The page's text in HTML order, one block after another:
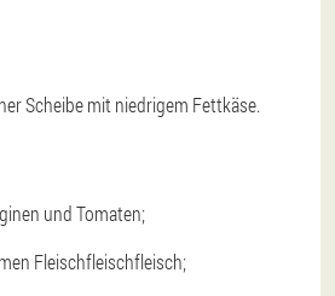
Scheibe mit niedrigem Fettkäse.
und Tomaten;
Fleischfleischfleisch;